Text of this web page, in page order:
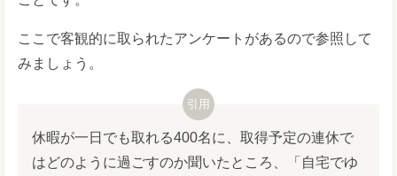
ここで客観的に取られたアンケートがあるので参照して
みましょう。
休暇が一日でも取れる400名に、取得予定の連休で
はどのように過ごすのか聞いたところ、「自宅でゆ